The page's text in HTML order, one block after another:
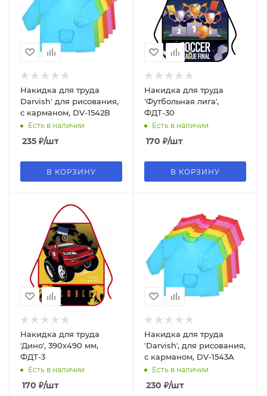
Накидка для труда
Darvish' для рисования,
с карманом, DV-1542B
Есть в наличии
235 ₽/шт
В КОРЗИНУ
Накидка для труда
'Футбольная лига',
ФДТ-30
Есть в наличии
170 ₽/шт
В КОРЗИНУ
Накидка для труда
'Дино', 390х490 мм,
ФДТ-3
Есть в наличии
170 ₽/шт
Накидка для труда
'Darvish', для рисования,
с карманом, DV-1543A
Есть в наличии
230 ₽/шт